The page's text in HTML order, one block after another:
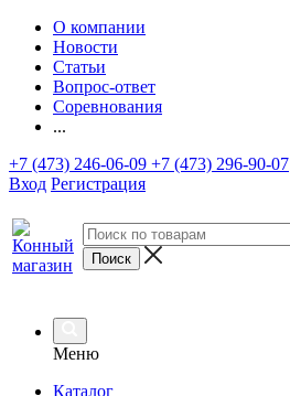
О компании
Новости
Статьи
Вопрос-ответ
Соревнования
...
+7 (473) 246-06-09 +7 (473) 296-90-07
Вход Регистрация
Меню
Каталог